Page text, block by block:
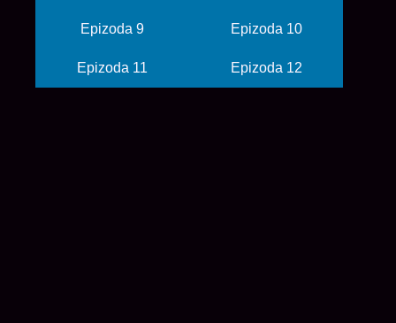
Epizoda 9 Epizoda 10
Epizoda 11 Epizoda 12